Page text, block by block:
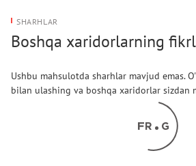
SHARHLAR
Boshqa xaridorlarning
Ushbu mahsulotda sharhlar mavjud emas.
bilan ulashing va boshqa xaridorlar sizdan